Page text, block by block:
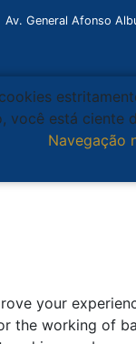
Av. General Afonso
você está ciente
Navegação
your
the working of